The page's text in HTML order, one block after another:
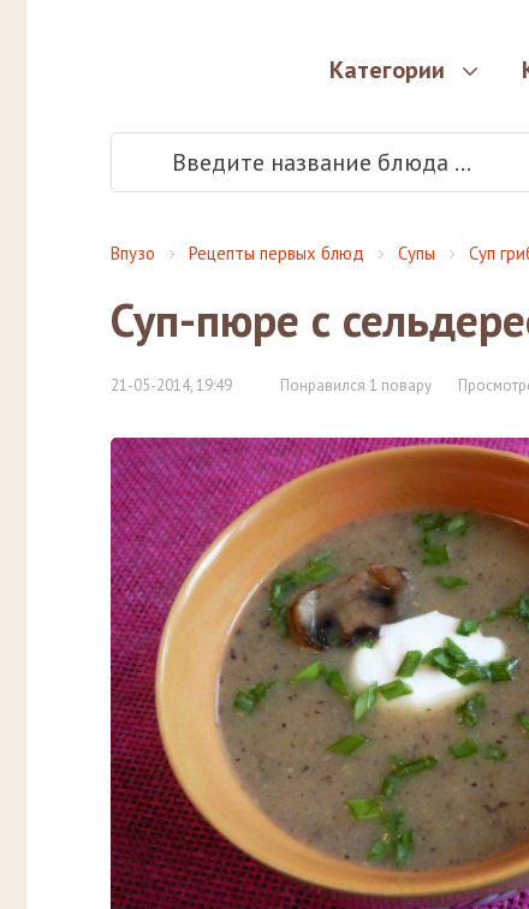
Категории
Впузо Рецепты первых блюд Супы Суп
Суп-пюре с
21-05-2014, 19:49 Понравился 1 повару